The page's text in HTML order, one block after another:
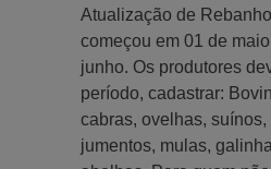
Atualização de
começou em 01 de
junho. Os produtores
período, cadastrar:
cabras, ovelhas, suínos,
jumentos, mulas,